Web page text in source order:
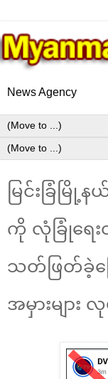
News Agency
မြင်းခြံမြို့
ကို လုံခြုံရေး
သတ်ဖြတ်ခဲ့က
အမှားများ